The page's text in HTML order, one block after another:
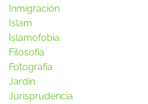
Inmigración
Islam
Islamofobia
Filosofía
Fotografía
Jardín
Jurisprudencia